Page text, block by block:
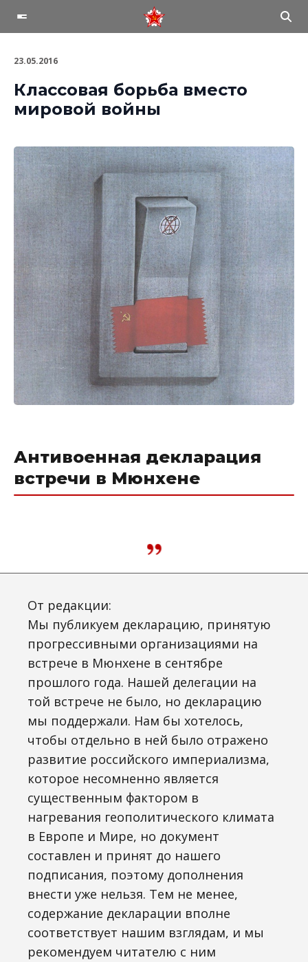
23.05.2016
Классовая борьба вместо
мировой войны
Антивоенная декларация
встречи в Мюнхене
От редакции:
Мы публикуем декларацию, принятую
прогрессивными организациями на
встрече в Мюнхене в сентябре
прошлого года. Нашей делегации на
той встрече не было, но декларацию
мы поддержали. Нам бы хотелось,
чтобы отдельно в ней было отражено
развитие российского империализма,
которое несомненно является
существенным фактором в
нагревания геополитического климата
в Европе и Мире, но документ
составлен и принят до нашего
подписания, поэтому дополнения
внести уже нельзя. Тем не менее,
содержание декларации вполне
соответствует нашим взглядам, и мы
рекомендуем читателю с ним